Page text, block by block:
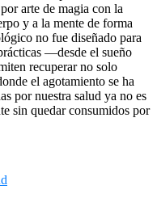
arte de magia con la
y a la mente de forma
no fue diseñado para
—desde el sueño
recuperar no solo
el agotamiento se ha
por nuestra salud ya no es
sin quedar consumidos por